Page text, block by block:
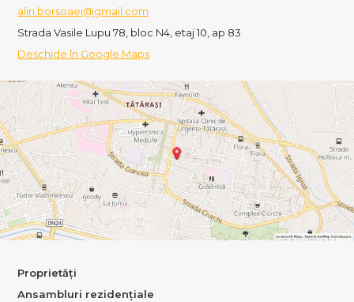
alin.borsoaei@gmail.com
Strada Vasile Lupu 78, bloc N4, etaj 10, ap 83
Deschide în Google Maps
Proprietăți
Ansambluri rezidențiale